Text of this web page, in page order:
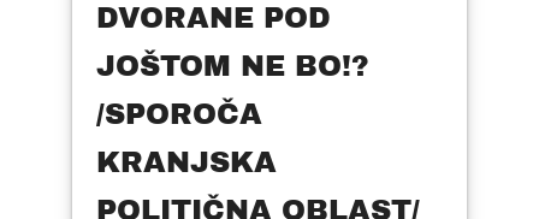
DVORANE POD
JOŠTOM NE BO!?
/SPOROČA
KRANJSKA
POLITIČNA OBLAST/